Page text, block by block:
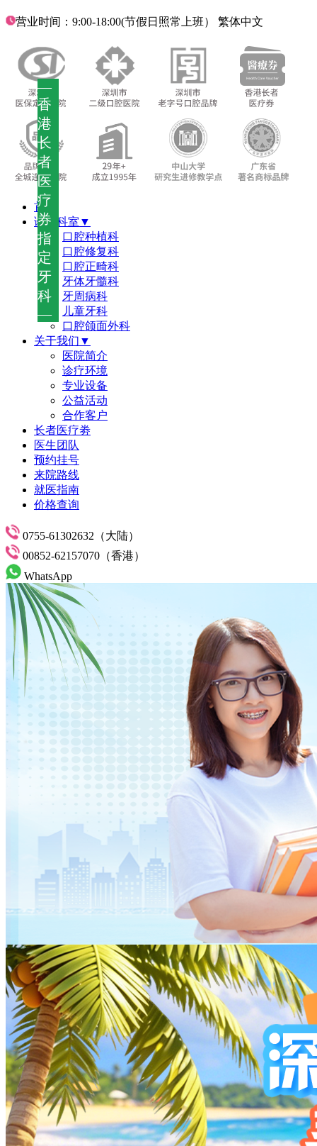
—
香
港
长
者
医
疗
券
指
定
牙
科
—
营业时间：9:00-18:00(节假日照常上班） 繁体中文
首页
诊疗科室▼
口腔种植科
口腔修复科
口腔正畸科
牙体牙髓科
牙周病科
儿童牙科
口腔颌面外科
关于我们▼
医院简介
诊疗环境
专业设备
公益活动
合作客户
长者医疗劵
医生团队
预约挂号
来院路线
就医指南
价格查询
0755-61302632（大陆）
00852-62157070（香港）
WhatsApp